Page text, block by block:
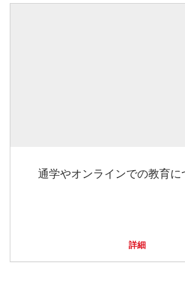
通学やオンラインでの教育に
詳細